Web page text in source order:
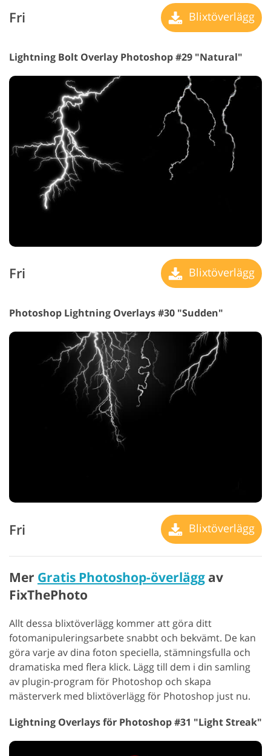
Fri Blixtöverlägg
Lightning Bolt Overlay Photoshop #29 "Natural"
Fri Blixtöverlägg
Photoshop Lightning Overlays #30 "Sudden"
Fri Blixtöverlägg
Mer Gratis Photoshop-överlägg av
FixThePhoto
Allt dessa blixtöverlägg kommer att göra ditt
fotomanipuleringsarbete snabbt och bekvämt. De kan
göra varje av dina foton speciella, stämningsfulla och
dramatiska med flera klick. Lägg till dem i din samling
av plugin-program för Photoshop och skapa
mästerverk med blixtöverlägg för Photoshop just nu.
Lightning Overlays för Photoshop #31 "Light Streak"